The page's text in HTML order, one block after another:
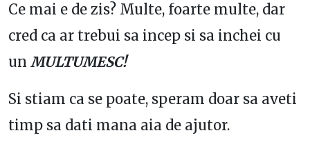
Ce mai e de zis? Multe, foarte multe, dar
cred ca ar trebui sa incep si sa inchei cu
un MULTUMESC!
Si stiam ca se poate, speram doar sa aveti
timp sa dati mana aia de ajutor.